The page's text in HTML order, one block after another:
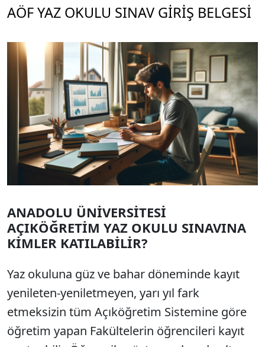
AÖF YAZ OKULU SINAV GİRİŞ BELGESİ
ANADOLU ÜNİVERSİTESİ
AÇIKÖĞRETİM YAZ OKULU SINAVINA
KİMLER KATILABİLİR?
Yaz okuluna güz ve bahar döneminde kayıt
yenileten-yeniletmeyen, yarı yıl fark
etmeksizin tüm Açıköğretim Sistemine göre
öğretim yapan Fakültelerin öğrencileri kayıt